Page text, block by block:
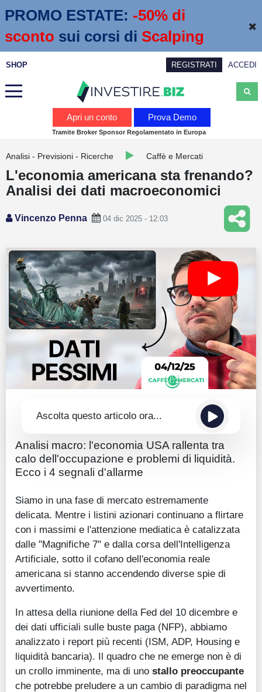
PROMO ESTATE: -50% di
sconto sui corsi di Scalping
SHOP REGISTRATI ACCEDI
Webinar
Education
Guide
Quotazioni
Conto IG
Guru Monitor
Stagionalità
Apri un conto Prova Demo
Tramite Broker Sponsor Regolamentato in Europa
Analisi - Previsioni - Ricerche Caffè e Mercati
L'economia americana sta frenando?
Analisi dei dati macroeconomici
Vincenzo Penna 04 dic 2025 - 12:03
Ascolta questo articolo ora...
Analisi macro: l'economia USA rallenta tra
calo dell'occupazione e problemi di liquidità.
Ecco i 4 segnali d'allarme
Siamo in una fase di mercato estremamente
delicata. Mentre i listini azionari continuano a flirtare
con i massimi e l'attenzione mediatica è catalizzata
dalle "Magnifiche 7" e dalla corsa dell'Intelligenza
Artificiale, sotto il cofano dell'economia reale
americana si stanno accendendo diverse spie di
avvertimento.
In attesa della riunione della Fed del 10 dicembre e
dei dati ufficiali sulle buste paga (NFP), abbiamo
analizzato i report più recenti (ISM, ADP, Housing e
liquidità bancaria). Il quadro che ne emerge non è di
un crollo imminente, ma di uno stallo preoccupante
che potrebbe preludere a un cambio di paradigma nel